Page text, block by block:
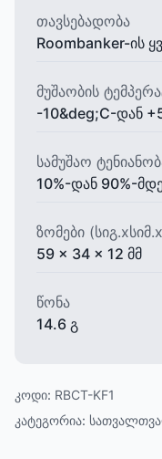
თავსებადობა
Roombanker-ის
მუშაობის
-10&deg;C-დან
სამუშაო
10%-დან 90%-
ზომები
59 x 34 x 12 მმ
წონა
14.6 გ
კოდი: RBCT-KF1
კატეგორია: